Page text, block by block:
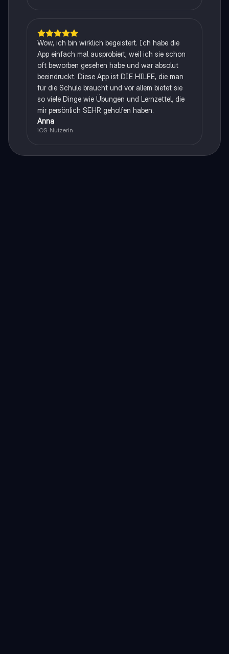
Wow, ich bin wirklich begeistert. Ich habe die
App einfach mal ausprobiert, weil ich sie schon
oft beworben gesehen habe und war absolut
beeindruckt. Diese App ist DIE HILFE, die man
für die Schule braucht und vor allem bietet sie
so viele Dinge wie Übungen und Lernzettel, die
mir persönlich SEHR geholfen haben.
Anna
iOS-Nutzerin